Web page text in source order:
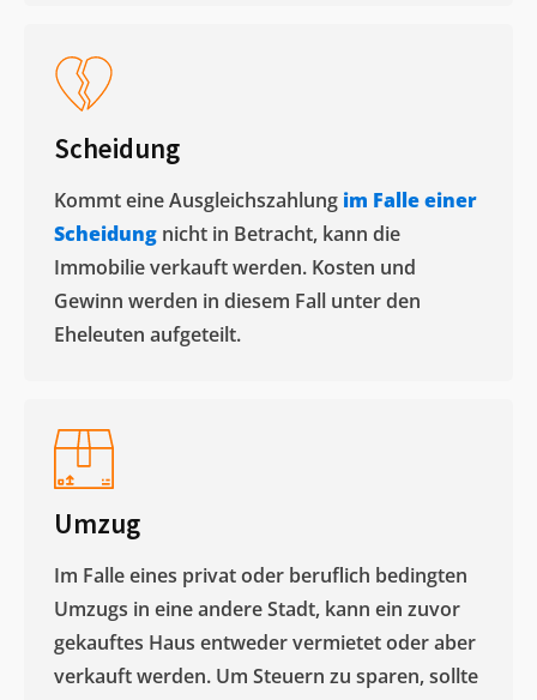
Scheidung
Kommt eine Ausgleichszahlung im Falle einer
Scheidung nicht in Betracht, kann die
Immobilie verkauft werden. Kosten und
Gewinn werden in diesem Fall unter den
Eheleuten aufgeteilt.​
Umzug
Im Falle eines privat oder beruflich bedingten
Umzugs in eine andere Stadt, kann ein zuvor
gekauftes Haus entweder vermietet oder aber
verkauft werden. Um Steuern zu sparen, sollte